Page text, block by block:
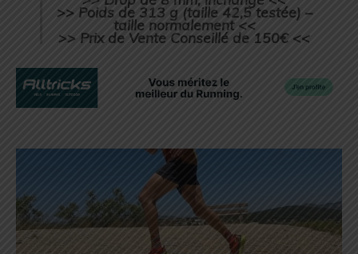
>> Poids de 313 g (taille 42,5 testée) –
taille normalement <<
>> Prix de Vente Conseillé de 150€ <<